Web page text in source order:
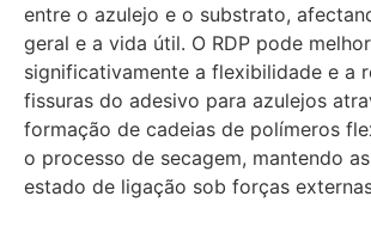
entre o azulejo e o substrato,
geral e a vida útil. O RDP pode
significativamente a flexibilidade e a
fissuras do adesivo para azulejos
formação de cadeias de polímeros
o processo de secagem, mantendo
estado de ligação sob forças